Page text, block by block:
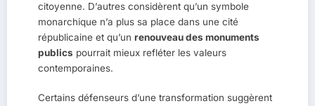
citoyenne. D’autres considèrent qu’un symbole
monarchique n’a plus sa place dans une cité
républicaine et qu’un renouveau des monuments
publics pourrait mieux refléter les valeurs
contemporaines.
Certains défenseurs d’une transformation suggèrent